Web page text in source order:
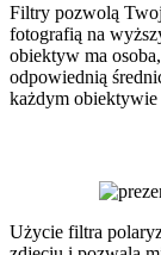
Filtry pozwolą
fotografią na
obiektyw ma
odpowiednią
każdym
Użycie filtra